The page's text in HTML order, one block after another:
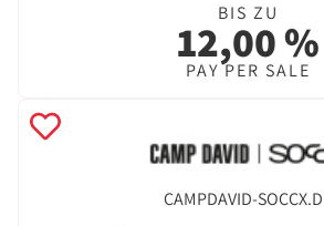
BIS ZU
12,00 %
PAY PER SALE
CAMPDAVID-